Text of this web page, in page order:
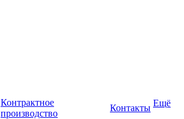
Контрактное
производство
Контакты Ещё